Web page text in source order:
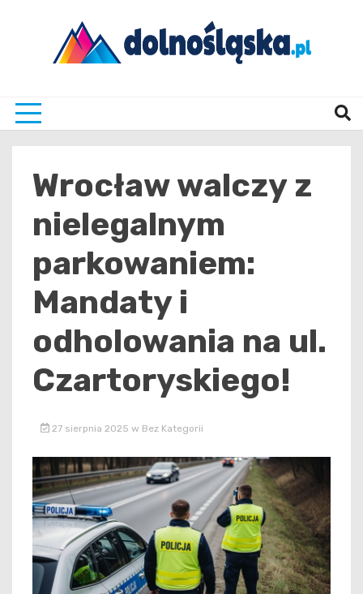
Wrocław walczy z
nielegalnym
parkowaniem:
Mandaty i
odholowania na ul.
Czartoryskiego!
27 sierpnia 2025 w Bez Kategorii